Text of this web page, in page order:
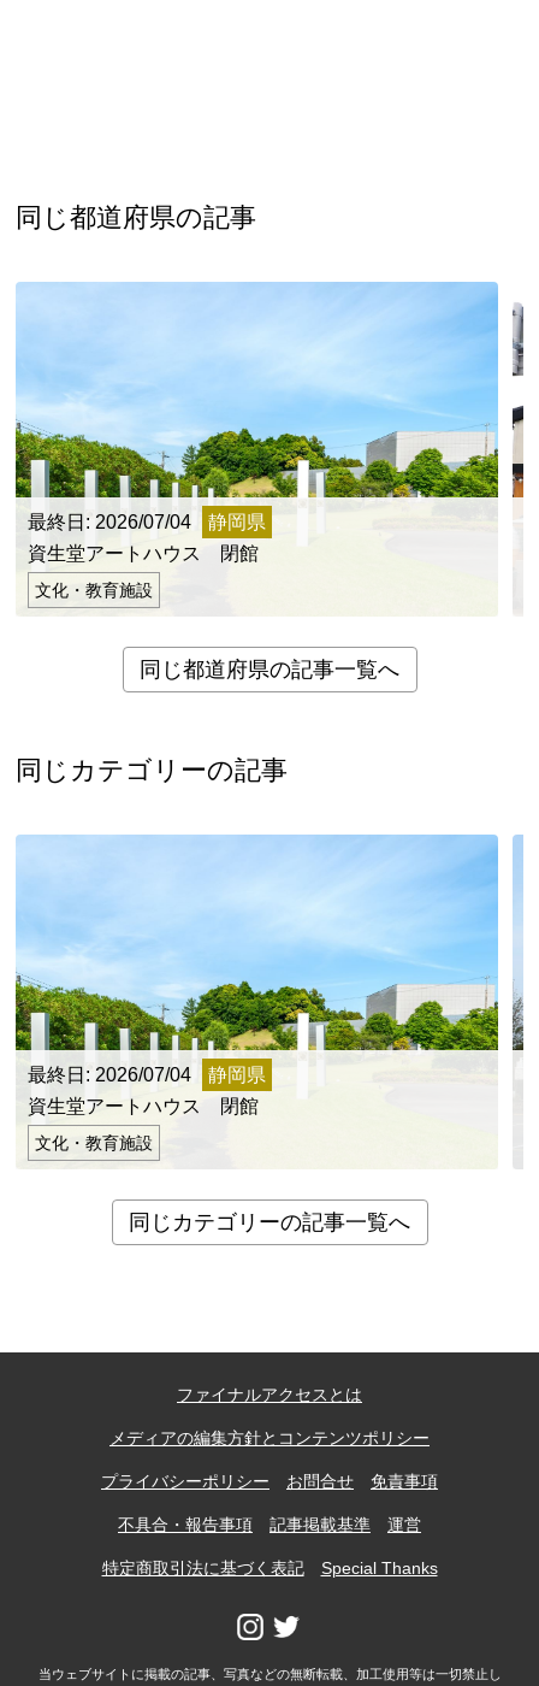
同じ都道府県の記事
最終日: 2026/07/04
静岡県
資生堂アートハウス 閉館
文化・教育施設
同じ都道府県の記事一覧へ
同じカテゴリーの記事
最終日: 2026/07/04
静岡県
資生堂アートハウス 閉館
文化・教育施設
同じカテゴリーの記事一覧へ
ファイナルアクセスとは
メディアの編集方針とコンテンツポリシー
プライバシーポリシー お問合せ 免責事項
不具合・報告事項 記事掲載基準 運営
特定商取引法に基づく表記 Special Thanks
当ウェブサイトに掲載の記事、写真などの無断転載、加工使用等は一切禁止し